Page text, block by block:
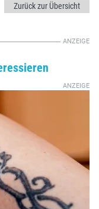
Zurück zur Übersicht